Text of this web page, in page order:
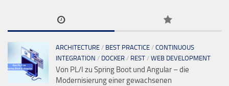
ARCHITECTURE / BEST PRACTICE / CONTINUOUS
INTEGRATION / DOCKER / REST / WEB DEVELOPMENT
Von PL/I zu Spring Boot und Angular – die
Modernisierung einer gewachsenen